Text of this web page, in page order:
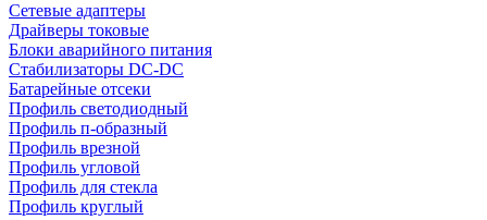
Сетевые адаптеры
Драйверы токовые
Блоки аварийного питания
Стабилизаторы DC-DC
Батарейные отсеки
Профиль светодиодный
Профиль п-образный
Профиль врезной
Профиль угловой
Профиль для стекла
Профиль круглый